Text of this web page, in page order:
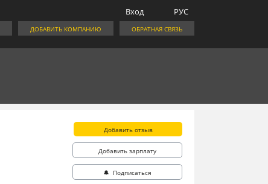
РУС
Вход
ОБРАТНАЯ СВЯЗЬ
ДОБАВИТЬ КОМПАНИЮ
Добавить отзыв
Добавить зарплату
🔔 Подписаться